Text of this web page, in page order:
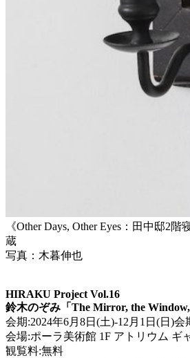
《Other Days, Other Eyes：田中邸2
蔵
写真：木暮伸也
HIRAKU Project Vol.16
鈴木のぞみ「The Mirror, the Window,
会期:2024年6月8日(土)-12月1日(日)会
会場:ポーラ美術館 1F アトリウム ギ
観覧料:無料